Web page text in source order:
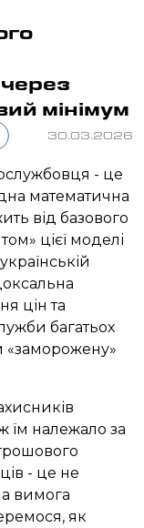
мінімум
30.03.2026
- це
математична
від базового
цієї моделі
цін та
багатьох
«заморожену»
їм належало за
- це не
вимога
як